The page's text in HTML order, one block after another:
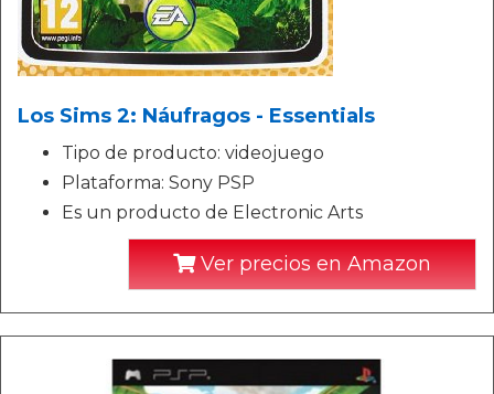
Los Sims 2: Náufragos - Essentials
Tipo de producto: videojuego
Plataforma: Sony PSP
Es un producto de Electronic Arts
Ver precios en Amazon